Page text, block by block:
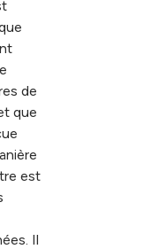
de
que
est
Il